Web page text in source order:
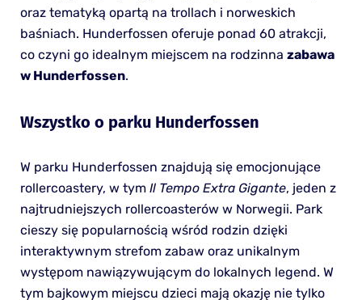
oraz tematyką opartą na trollach i norweskich
baśniach. Hunderfossen oferuje ponad 60 atrakcji,
co czyni go idealnym miejscem na rodzinna zabawa
w Hunderfossen.
Wszystko o parku Hunderfossen
W parku Hunderfossen znajdują się emocjonujące
rollercoastery, w tym Il Tempo Extra Gigante, jeden z
najtrudniejszych rollercoasterów w Norwegii. Park
cieszy się popularnością wśród rodzin dzięki
interaktywnym strefom zabaw oraz unikalnym
występom nawiązywującym do lokalnych legend. W
tym bajkowym miejscu dzieci mają okazję nie tylko